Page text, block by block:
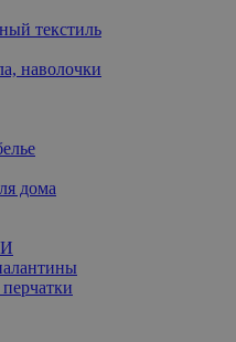
текстиль
наволочки
дома